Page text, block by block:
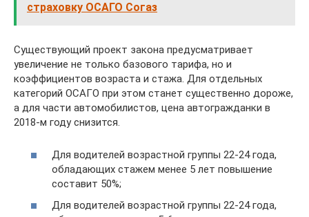
страховку ОСАГО Согаз
Существующий проект закона предусматривает
увеличение не только базового тарифа, но и
коэффициентов возраста и стажа. Для отдельных
категорий ОСАГО при этом станет существенно дороже,
а для части автомобилистов, цена автогражданки в
2018-м году снизится.
Для водителей возрастной группы 22-24 года,
обладающих стажем менее 5 лет повышение
составит 50%;
Для водителей возрастной группы 22-24 года,